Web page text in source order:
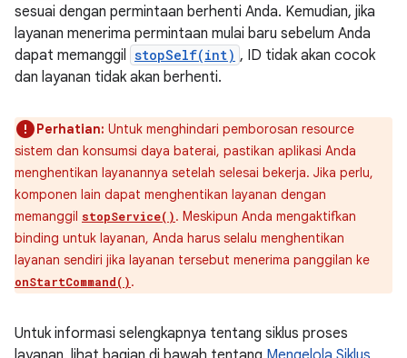
sesuai dengan permintaan berhenti Anda. Kemudian, jika
layanan menerima permintaan mulai baru sebelum Anda
dapat memanggil stopSelf(int) , ID tidak akan cocok
dan layanan tidak akan berhenti.
Perhatian: Untuk menghindari pemborosan resource
sistem dan konsumsi daya baterai, pastikan aplikasi Anda
menghentikan layanannya setelah selesai bekerja. Jika perlu,
komponen lain dapat menghentikan layanan dengan
memanggil stopService(). Meskipun Anda mengaktifkan
binding untuk layanan, Anda harus selalu menghentikan
layanan sendiri jika layanan tersebut menerima panggilan ke
onStartCommand().
Untuk informasi selengkapnya tentang siklus proses